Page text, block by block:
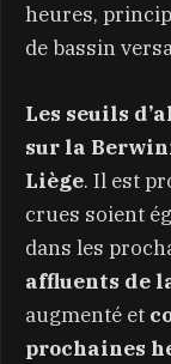
heures,
de bassin
Les seuils
sur la
Liège. Il est
crues soient
dans les
affluents de
augmenté et
prochaines